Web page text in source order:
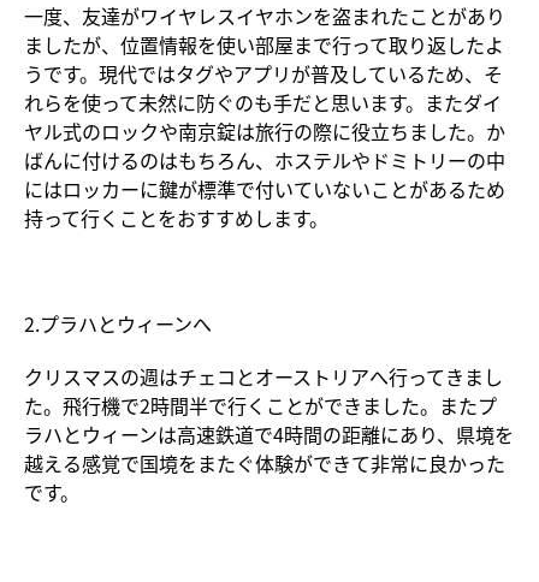
一度、友達がワイヤレスイヤホンを盗まれたことがあり
ましたが、位置情報を使い部屋まで行って取り返したよ
うです。現代ではタグやアプリが普及しているため、そ
れらを使って未然に防ぐのも手だと思います。またダイ
ヤル式のロックや南京錠は旅行の際に役立ちました。か
ばんに付けるのはもちろん、ホステルやドミトリーの中
にはロッカーに鍵が標準で付いていないことがあるため
持って行くことをおすすめします。
2.プラハとウィーンへ
クリスマスの週はチェコとオーストリアへ行ってきまし
た。飛行機で2時間半で行くことができました。またプ
ラハとウィーンは高速鉄道で4時間の距離にあり、県境を
越える感覚で国境をまたぐ体験ができて非常に良かった
です。